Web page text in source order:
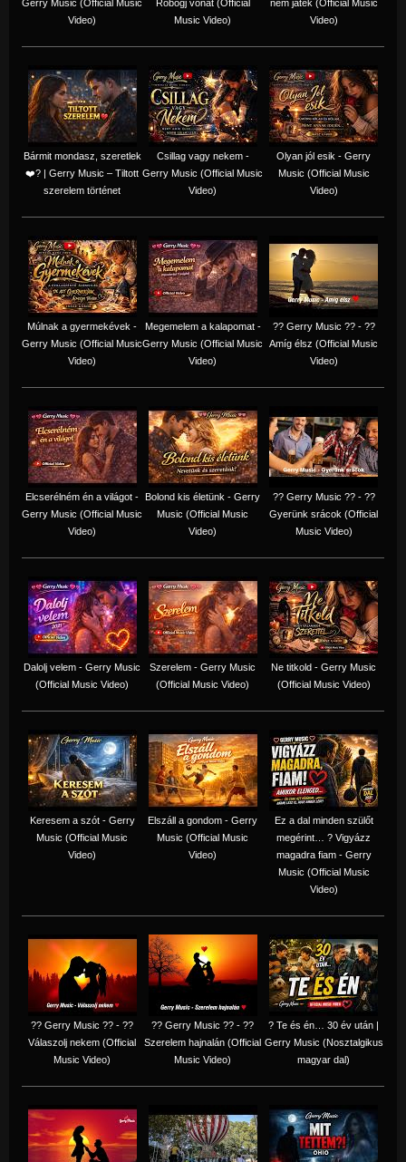
Gerry Music (Official Music
Video)
Robogj vonat (Official
Music Video)
nem játék (Official Music
Video)
Bármit mondasz, szeretlek
❤️‍? | Gerry Music – Tiltott
szerelem történet
Csillag vagy nekem -
Gerry Music (Official Music
Video)
Olyan jól esik - Gerry
Music (Official Music
Video)
Múlnak a gyermekévek -
Gerry Music (Official Music
Video)
Megemelem a kalapomat -
Gerry Music (Official Music
Video)
?? Gerry Music ?? - ??
Amíg élsz (Official Music
Video)
Elcserélném én a világot -
Gerry Music (Official Music
Video)
Bolond kis életünk - Gerry
Music (Official Music
Video)
?? Gerry Music ?? - ??
Gyerünk srácok (Official
Music Video)
Dalolj velem - Gerry Music
(Official Music Video)
Szerelem - Gerry Music
(Official Music Video)
Ne titkold - Gerry Music
(Official Music Video)
Keresem a szót - Gerry
Music (Official Music
Video)
Elszáll a gondom - Gerry
Music (Official Music
Video)
Ez a dal minden szülőt
megérint… ? Vigyázz
magadra fiam - Gerry
Music (Official Music
Video)
?? Gerry Music ?? - ??
Válaszolj nekem (Official
Music Video)
?? Gerry Music ?? - ??
Szerelem hajnalán (Official
Music Video)
? Te és én… 30 év után |
Gerry Music (Nosztalgikus
magyar dal)